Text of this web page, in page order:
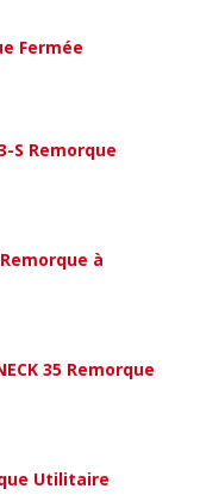
Fermée
S Remorque
à
35 Remorque
Utilitaire